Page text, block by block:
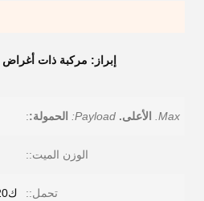
إبراز: مركبة ذات
Max. الأعلى. Payload: الحمولة::
الوزن الميت::
تحمل:: ك39585/39520،ك663/653